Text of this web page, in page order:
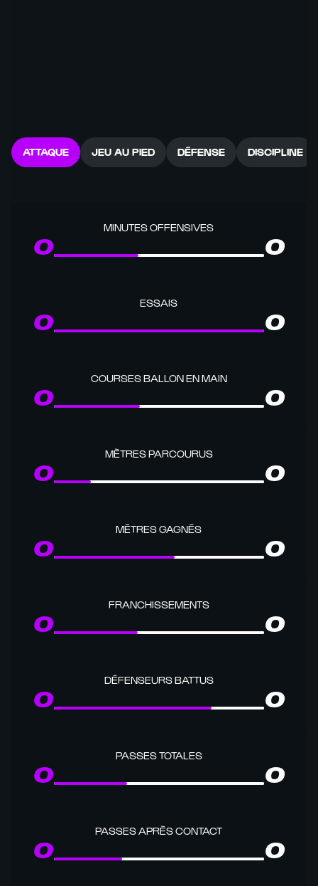
ATTAQUE JEU AU PIED DÉFENSE DISCIPLINE
MINUTES OFFENSIVES
0 0
ESSAIS
0 0
COURSES BALLON EN MAIN
0 0
MÈTRES PARCOURUS
0 0
MÈTRES GAGNÉS
0 0
FRANCHISSEMENTS
0 0
DÉFENSEURS BATTUS
0 0
PASSES TOTALES
0 0
PASSES APRÈS CONTACT
0 0